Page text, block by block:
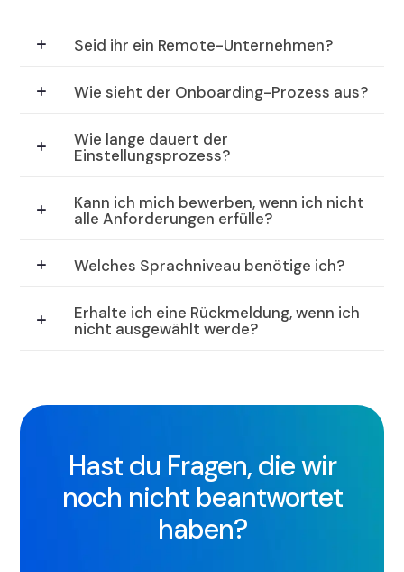
Seid ihr ein Remote-Unternehmen?
Wie sieht der Onboarding-Prozess aus?
Wie lange dauert der
Einstellungsprozess?
Kann ich mich bewerben, wenn ich nicht
alle Anforderungen erfülle?
Welches Sprachniveau benötige ich?
Erhalte ich eine Rückmeldung, wenn ich
nicht ausgewählt werde?
Hast du Fragen, die wir
noch nicht beantwortet
haben?